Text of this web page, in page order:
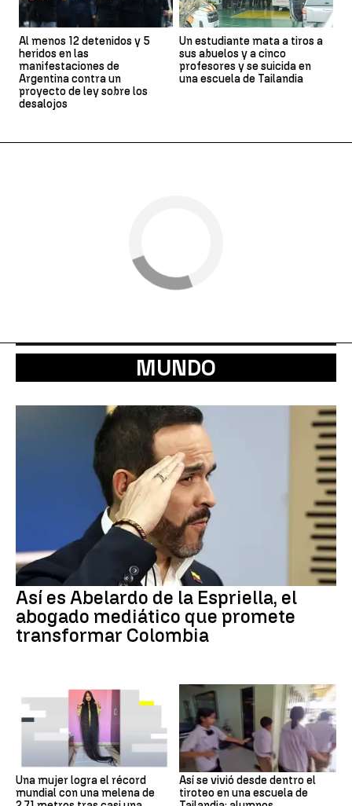
Al menos 12 detenidos y 5
heridos en las
manifestaciones de
Argentina contra un
proyecto de ley sobre los
desalojos
Un estudiante mata a tiros a
sus abuelos y a cinco
profesores y se suicida en
una escuela de Tailandia
MUNDO
Así es Abelardo de la Espriella, el
abogado mediático que promete
transformar Colombia
Una mujer logra el récord
mundial con una melena de
Así se vivió desde dentro el
tiroteo en una escuela de